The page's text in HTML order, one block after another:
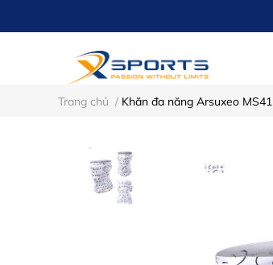
Trang chủ / Khăn đa năng Arsuxeo MS41